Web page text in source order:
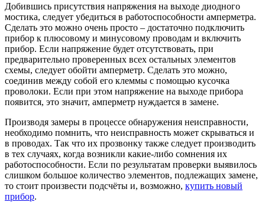
Добившись присутствия напряжения на выходе диодного
мостика, следует убедиться в работоспособности амперметра.
Сделать это можно очень просто – достаточно подключить
прибор к плюсовому и минусовому проводам и включить
прибор. Если напряжение будет отсутствовать, при
предварительно проверенных всех остальных элементов
схемы, следует обойти амперметр. Сделать это можно,
соединив между собой его клеммы с помощью кусочка
проволоки. Если при этом напряжение на выходе прибора
появится, это значит, амперметр нуждается в замене.
Производя замеры в процессе обнаружения неисправности,
необходимо помнить, что неисправность может скрываться и
в проводах. Так что их прозвонку также следует производить
в тех случаях, когда возникли какие-либо сомнения их
работоспособности. Если по результатам проверки выявилось
слишком большое количество элементов, подлежащих замене,
то стоит произвести подсчёты и, возможно, купить новый
прибор.